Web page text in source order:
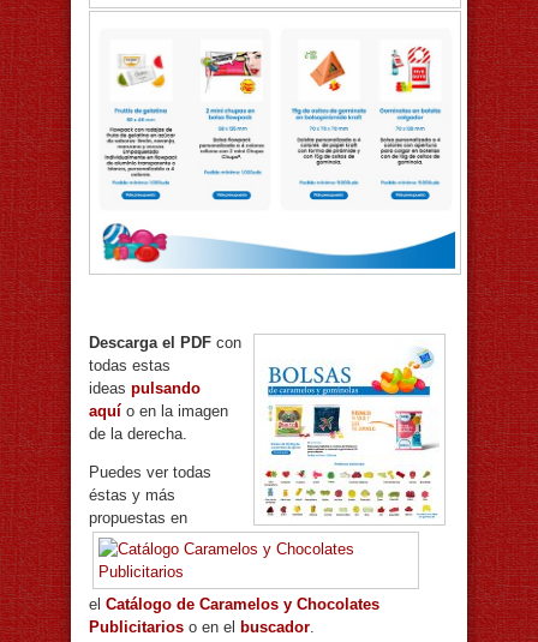
Descarga el PDF con
todas estas
ideas pulsando
aquí o en la imagen
de la derecha.
Puedes ver todas
éstas y más
propuestas en
el Catálogo de Caramelos y Chocolates
Publicitarios o en el buscador